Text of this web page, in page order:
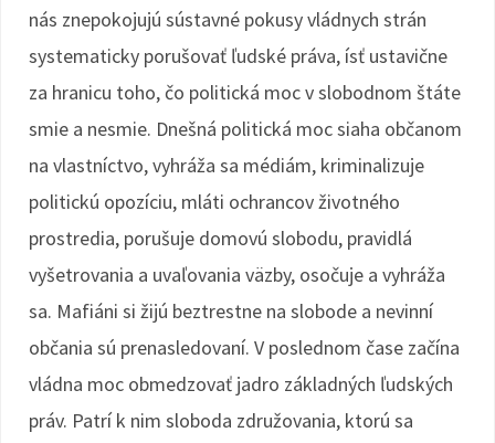
nás znepokojujú sústavné pokusy vládnych strán
systematicky porušovať ľudské práva, ísť ustavične
za hranicu toho, čo politická moc v slobodnom štáte
smie a nesmie. Dnešná politická moc siaha občanom
na vlastníctvo, vyhráža sa médiám, kriminalizuje
politickú opozíciu, mláti ochrancov životného
prostredia, porušuje domovú slobodu, pravidlá
vyšetrovania a uvaľovania väzby, osočuje a vyhráža
sa. Mafiáni si žijú beztrestne na slobode a nevinní
občania sú prenasledovaní. V poslednom čase začína
vládna moc obmedzovať jadro základných ľudských
práv. Patrí k nim sloboda združovania, ktorú sa